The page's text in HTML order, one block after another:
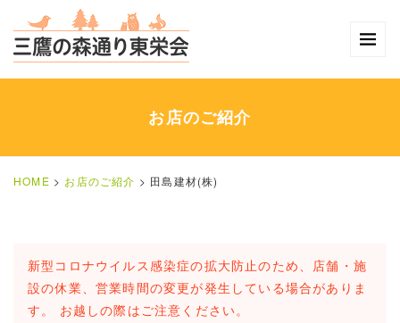
お店のご紹介
HOME > お店のご紹介 > 田島建材(株)
新型コロナウイルス感染症の拡大防止のため、店舗・施
設の休業、営業時間の変更が発生している場合がありま
す。 お越しの際はご注意ください。